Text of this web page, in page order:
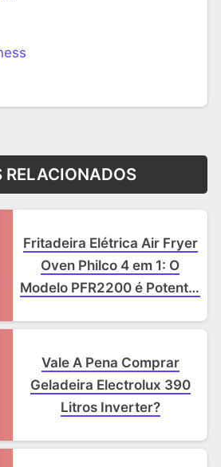
RELACIONADOS
Fritadeira Elétrica Air Fryer
Oven Philco 4 em 1: O
Modelo PFR2200 é Potente,
Vale A Pena Comprar
Geladeira Electrolux 390
Litros Inverter?